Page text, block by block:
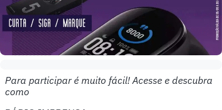
Para participar é muito fácil! Acesse e descubra
como